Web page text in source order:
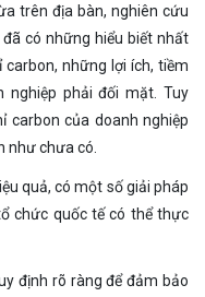
trên địa bàn, nghiên cứu
có những hiểu biết nhất
những lợi ích, tiềm
phải đối mặt. Tuy
carbon của doanh nghiệp
như chưa có.
quả, có một số giải pháp
chức quốc tế có thể thực
định rõ ràng để đảm bảo